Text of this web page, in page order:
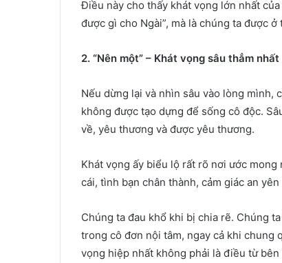
Điều này cho thấy khát vọng lớn nhất
được gì cho Ngài”, mà là chúng ta được ở
2. “Nên một” – Khát vọng sâu thẳm
Nếu dừng lại và nhìn sâu vào lòng mình,
không được tạo dựng để sống cô độc.
về, yêu thương và được yêu thương.
Khát vọng ấy biểu lộ rất rõ nơi ước
cái, tình bạn chân thành, cảm giác an
Chúng ta đau khổ khi bị chia rẽ. Chúng
trong cô đơn nội tâm, ngay cả khi chung
vọng hiệp nhất không phải là điều từ